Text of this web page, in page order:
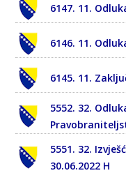
6147. 11.
6146. 11.
6145. 11.
5552. 32.
5551. 32.
30.06.2022 H